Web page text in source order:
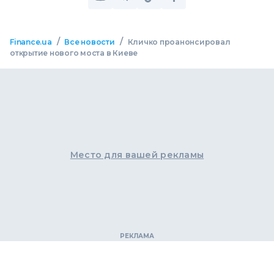
Finance.ua / Все новости /
Кличко проанонсировал
открытие нового моста в Киеве
Место для вашей рекламы